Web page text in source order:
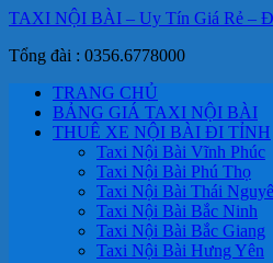
TAXI NỘI BÀI – Uy Tín Giá Rẻ –
Tổng đài : 0356.6778000
TRANG CHỦ
BẢNG GIÁ TAXI NỘI BÀI
THUÊ XE NỘI BÀI ĐI TỈNH
Taxi Nội Bài Vĩnh Phúc
Taxi Nội Bài Phú Thọ
Taxi Nội Bài Thái
Taxi Nội Bài Bắc Ninh
Taxi Nội Bài Bắc Giang
Taxi Nội Bài Hưng Yên